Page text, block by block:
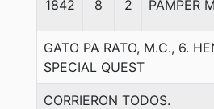
1842 8 2 PAMPER
GATO PA RATO, M.C., 6.
SPECIAL QUEST
CORRIERON TODOS.